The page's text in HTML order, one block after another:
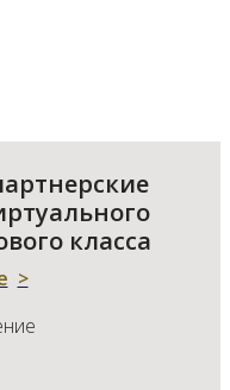
класса
>